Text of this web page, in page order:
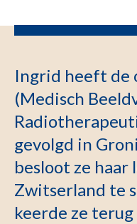
Ingrid heeft de
(Medisch
gevolgd in
besloot ze haar
Zwitserland te
keerde ze